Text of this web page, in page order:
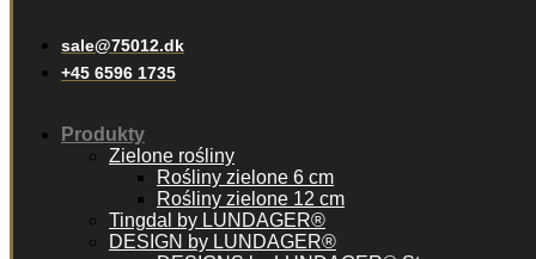
sale@75012.dk
+45 6596 1735
Produkty
Zielone rośliny
Rośliny zielone 6 cm
Rośliny zielone 12 cm
Tingdal by LUNDAGER®
DESIGN by LUNDAGER®